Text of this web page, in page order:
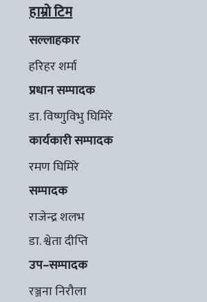
हाम्रो टिम
सल्लाहकार
हरिहर शर्मा
प्रधान सम्पादक
डा. विष्णुविभु घिमिरे
कार्यकारी सम्पादक
रमण घिमिरे
सम्पादक
राजेन्द्र शलभ
डा. श्वेता दीप्ति
उप–सम्पादक
रञ्जना निरौला